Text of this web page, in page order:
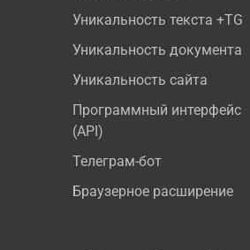
Уникальность текста +TG
Уникальность документа
Уникальность сайта
Программный интерфейс
(API)
Телеграм-бот
Браузерное расширение